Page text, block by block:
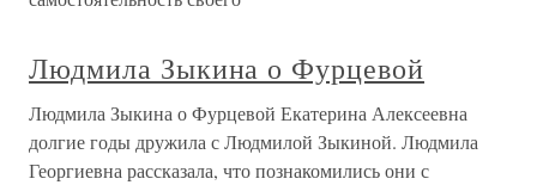
Людмила Зыкина о Фурцевой
Людмила Зыкина о Фурцевой Екатерина Алексеевна
долгие годы дружила с Людмилой Зыкиной. Людмила
Георгиевна рассказала, что познакомились они с